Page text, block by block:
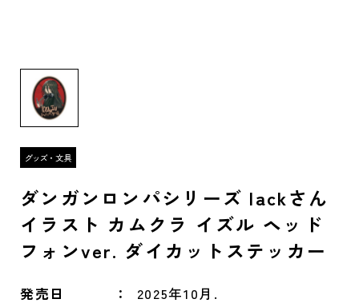
ダンガンロンパシリーズ lackさん
イラスト カムクラ イズル ヘッド
フォンver. ダイカットステッカー
発売日 2025年10月.